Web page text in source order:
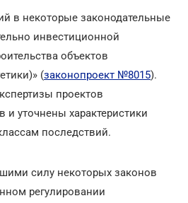
в некоторые законодательные
инвестиционной
объектов
(законопроект №8015).
проектов
и уточнены характеристики
последствий.
силу некоторых законов
регулировании